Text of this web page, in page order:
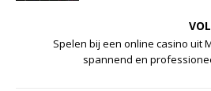
Spelen bij een online casino uit
spannend en